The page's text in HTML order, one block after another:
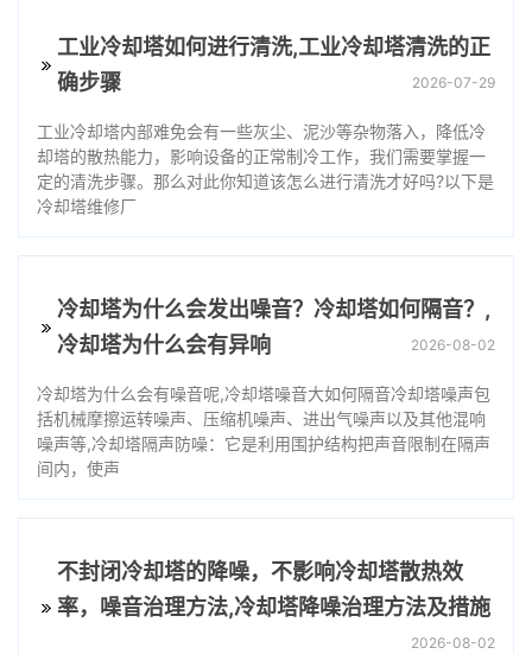
工业冷却塔如何进行清洗,工业冷却塔清洗的正
确步骤
2026-07-29
工业冷却塔内部难免会有一些灰尘、泥沙等杂物落入，降低冷
却塔的散热能力，影响设备的正常制冷工作，我们需要掌握一
定的清洗步骤。那么对此你知道该怎么进行清洗才好吗?以下是
冷却塔维修厂
冷却塔为什么会发出噪音？冷却塔如何隔音？,
冷却塔为什么会有异响
2026-08-02
冷却塔为什么会有噪音呢,冷却塔噪音大如何隔音冷却塔噪声包
括机械摩擦运转噪声、压缩机噪声、进出气噪声以及其他混响
噪声等,冷却塔隔声防噪：它是利用围护结构把声音限制在隔声
间内，使声
不封闭冷却塔的降噪，不影响冷却塔散热效
率，噪音治理方法,冷却塔降噪治理方法及措施
2026-08-02